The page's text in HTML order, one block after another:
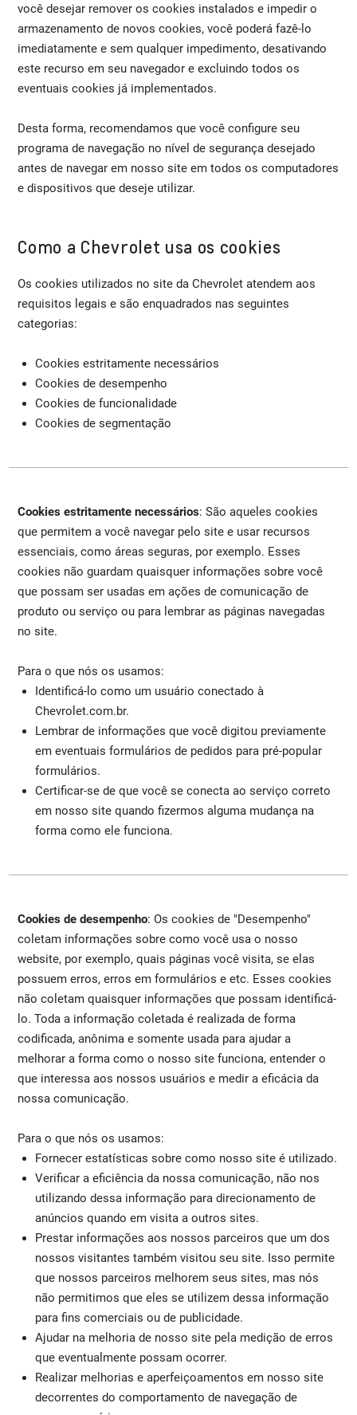
você desejar remover os cookies instalados e impedir o
armazenamento de novos cookies, você poderá fazê-lo
imediatamente e sem qualquer impedimento, desativando
este recurso em seu navegador e excluindo todos os
eventuais cookies já implementados.
Desta forma, recomendamos que você configure seu
programa de navegação no nível de segurança desejado
antes de navegar em nosso site em todos os computadores
e dispositivos que deseje utilizar.
Como a Chevrolet usa os cookies
Os cookies utilizados no site da Chevrolet atendem aos
requisitos legais e são enquadrados nas seguintes
categorias:
Cookies estritamente necessários
Cookies de desempenho
Cookies de funcionalidade
Cookies de segmentação
Cookies estritamente necessários: São aqueles cookies
que permitem a você navegar pelo site e usar recursos
essenciais, como áreas seguras, por exemplo. Esses
cookies não guardam quaisquer informações sobre você
que possam ser usadas em ações de comunicação de
produto ou serviço ou para lembrar as páginas navegadas
no site.
Para o que nós os usamos:
Identificá-lo como um usuário conectado à
Chevrolet.com.br.
Lembrar de informações que você digitou previamente
em eventuais formulários de pedidos para pré-popular
formulários.
Certificar-se de que você se conecta ao serviço correto
em nosso site quando fizermos alguma mudança na
forma como ele funciona.
Cookies de desempenho: Os cookies de "Desempenho"
coletam informações sobre como você usa o nosso
website, por exemplo, quais páginas você visita, se elas
possuem erros, erros em formulários e etc. Esses cookies
não coletam quaisquer informações que possam identificá-
lo. Toda a informação coletada é realizada de forma
codificada, anônima e somente usada para ajudar a
melhorar a forma como o nosso site funciona, entender o
que interessa aos nossos usuários e medir a eficácia da
nossa comunicação.
Para o que nós os usamos:
Fornecer estatísticas sobre como nosso site é utilizado.
Verificar a eficiência da nossa comunicação, não nos
utilizando dessa informação para direcionamento de
anúncios quando em visita a outros sites.
Prestar informações aos nossos parceiros que um dos
nossos visitantes também visitou seu site. Isso permite
que nossos parceiros melhorem seus sites, mas nós
não permitimos que eles se utilizem dessa informação
para fins comerciais ou de publicidade.
Ajudar na melhoria de nosso site pela medição de erros
que eventualmente possam ocorrer.
Realizar melhorias e aperfeiçoamentos em nosso site
decorrentes do comportamento de navegação de